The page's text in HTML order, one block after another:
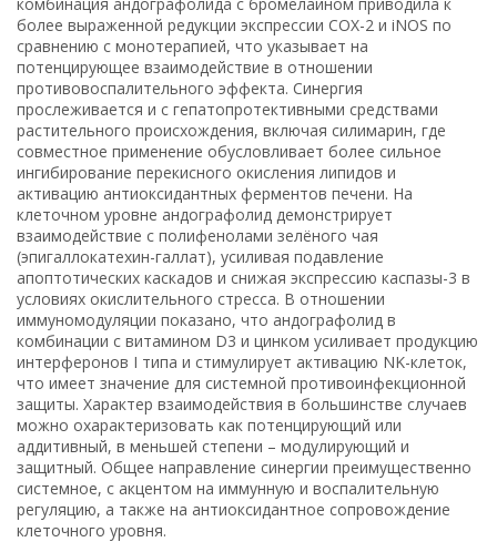
более выраженной редукции экспрессии COX-2 и iNOS по
сравнению с монотерапией, что указывает на
потенцирующее взаимодействие в отношении
противовоспалительного эффекта. Синергия
прослеживается и с гепатопротективными средствами
растительного происхождения, включая силимарин, где
совместное применение обусловливает более сильное
ингибирование перекисного окисления липидов и
активацию антиоксидантных ферментов печени. На
клеточном уровне андографолид демонстрирует
взаимодействие с полифенолами зелёного чая
(эпигаллокатехин-галлат), усиливая подавление
апоптотических каскадов и снижая экспрессию каспазы-3 в
условиях окислительного стресса. В отношении
иммуномодуляции показано, что андографолид в
комбинации с витамином D3 и цинком усиливает продукцию
интерферонов I типа и стимулирует активацию NK-клеток,
что имеет значение для системной противоинфекционной
защиты. Характер взаимодействия в большинстве случаев
можно охарактеризовать как потенцирующий или
аддитивный, в меньшей степени – модулирующий и
защитный. Общее направление синергии преимущественно
системное, с акцентом на иммунную и воспалительную
регуляцию, а также на антиоксидантное сопровождение
клеточного уровня.